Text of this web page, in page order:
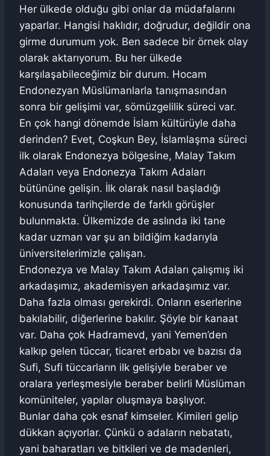
Her ülkede olduğu gibi onlar da müdafalarını
yaparlar. Hangisi haklıdır, doğrudur, değildir ona
girme durumum yok. Ben sadece bir örnek olay
olarak aktarıyorum. Bu her ülkede
karşılaşabileceğimiz bir durum. Hocam
Endonezyan Müslümanlarla tanışmasından
sonra bir gelişimi var, sömüzgelilik süreci var.
En çok hangi dönemde İslam kültürüyle daha
derinden? Evet, Coşkun Bey, İslamlaşma süreci
ilk olarak Endonezya bölgesine, Malay Takım
Adaları veya Endonezya Takım Adaları
bütününe gelişin. İlk olarak nasıl başladığı
konusunda tarihçilerde de farklı görüşler
bulunmakta. Ülkemizde de aslında iki tane
kadar uzman var şu an bildiğim kadarıyla
üniversitelerimizle çalışan.
Endonezya ve Malay Takım Adaları çalışmış iki
arkadaşımız, akademisyen arkadaşımız var.
Daha fazla olması gerekirdi. Onların eserlerine
bakılabilir, diğerlerine bakılır. Şöyle bir kanaat
var. Daha çok Hadramevd, yani Yemen’den
kalkıp gelen tüccar, ticaret erbabı ve bazısı da
Sufi, Sufi tüccarların ilk gelişiyle beraber ve
oralara yerleşmesiyle beraber belirli Müslüman
komüniteler, yapılar oluşmaya başlıyor.
Bunlar daha çok esnaf kimseler. Kimileri gelip
dükkan açıyorlar. Çünkü o adaların nebatatı,
yani baharatları ve bitkileri ve de madenleri,